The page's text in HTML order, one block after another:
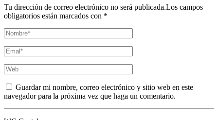
Tu dirección de correo electrónico no será publicada.Los campos
obligatorios están marcados con *
Guardar mi nombre, correo electrónico y sitio web en este
navegador para la próxima vez que haga un comentario.